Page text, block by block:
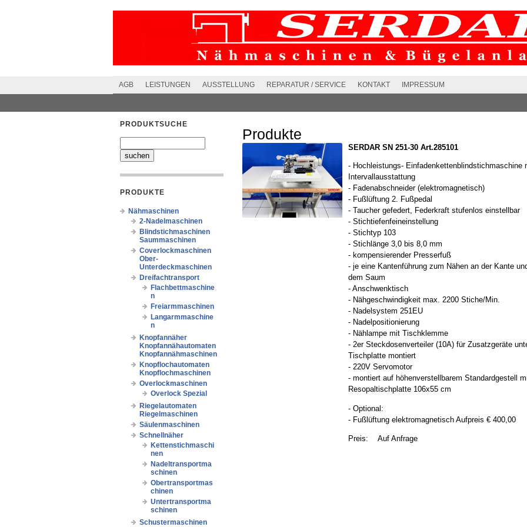
AGB LEISTUNGEN AUSSTELLUNG REPARATUR / SERVICE KONTAKT IMPRESSUM
PRODUKTSUCHE
PRODUKTE
Nähmaschinen
2-Nadelmaschinen
Blindstichmaschinen
Saummaschinen
Coverlockmaschinen
Ober-
Unterdeckmaschinen
Dreifachtransport
Flachbettmaschine
n
Freiarmmaschinen
Langarmmaschine
n
Knopfannäher
Knopfannähautomaten
Knopfannähmaschinen
Knopflochautomaten
Knopflochmaschinen
Overlockmaschinen
Overlock Spezial
Riegelautomaten
Riegelmaschinen
Säulenmaschinen
Schnellnäher
Kettenstichmaschi
nen
Nadeltransportma
schinen
Obertransportmas
chinen
Untertransportma
schinen
Schustermaschinen
Produkte
SERDAR SN 251-30 Art.285101
- Hochleistungs- Einfadenkettenblindstichmaschine
Intervallausstattung
- Fadenabschneider (elektromagnetisch)
- Fußlüftung 2. Fußpedal
- Taucher gefedert, Federkraft stufenlos einstellbar
- Stichtiefenfeineinstellung
- Stichtyp 103
- Stichlänge 3,0 bis 8,0 mm
- kompensierender Presserfuß
- je eine Kantenführung zum Nähen an der Kante
dem Saum
- Anschwenktisch
- Nähgeschwindigkeit max. 2200 Stiche/Min.
- Nadelsystem 251EU
- Nadelpositionierung
- Nählampe mit Tischklemme
- 2er Steckdosenverteiler (10A) für Zusatzgeräte
Tischplatte montiert
- 220V Servomotor
- montiert auf höhenverstellbarem Standardgestell
Resopaltischplatte 106x55 cm
- Optional:
- Fußlüftung elektromagnetisch Aufpreis € 400,00
Auf Anfrage
Preis: